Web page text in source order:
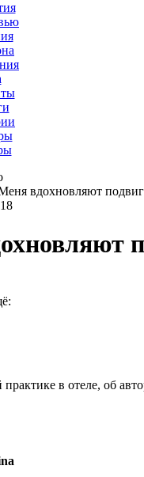
вдохновляют
в отеле, об